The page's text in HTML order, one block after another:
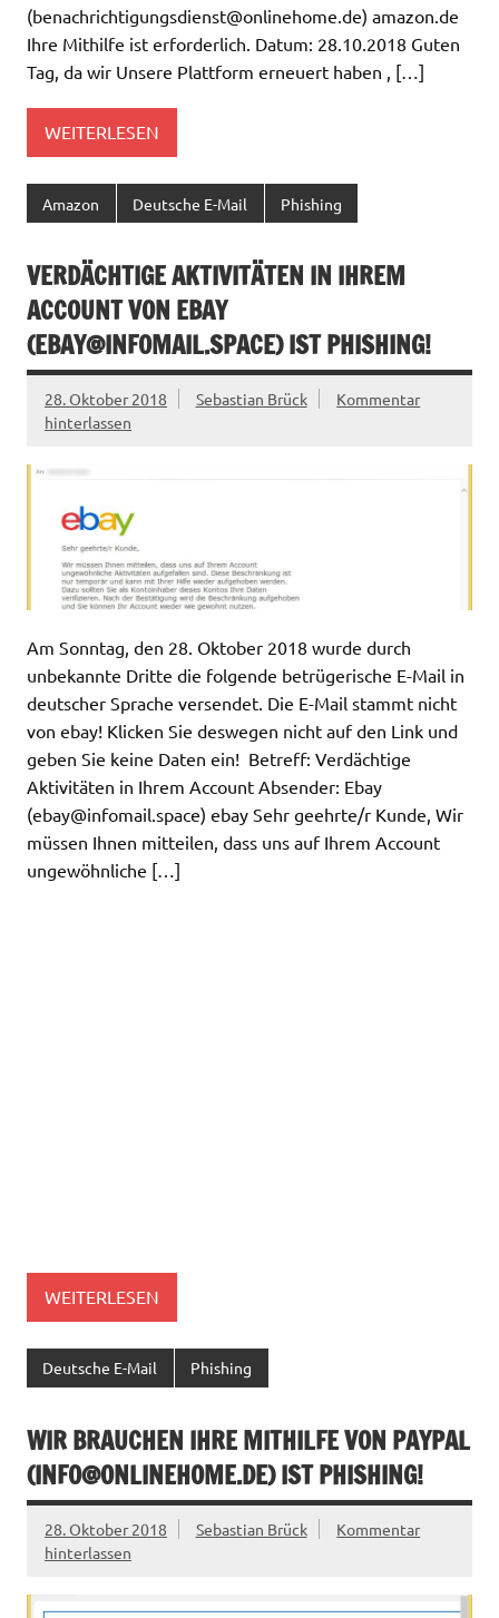
(benachrichtigungsdienst@onlinehome.de) amazon.de
Ihre Mithilfe ist erforderlich. Datum: 28.10.2018 Guten
Tag, da wir Unsere Plattform erneuert haben , […]
WEITERLESEN
Amazon Deutsche E-Mail Phishing
VERDÄCHTIGE AKTIVITÄTEN IN IHREM
ACCOUNT VON EBAY
(EBAY@INFOMAIL.SPACE) IST PHISHING!
28. Oktober 2018 Sebastian Brück
Kommentar
hinterlassen
Am Sonntag, den 28. Oktober 2018 wurde durch
unbekannte Dritte die folgende betrügerische E-Mail in
deutscher Sprache versendet. Die E-Mail stammt nicht
von ebay! Klicken Sie deswegen nicht auf den Link und
geben Sie keine Daten ein! Betreff: Verdächtige
Aktivitäten in Ihrem Account Absender: Ebay
(ebay@infomail.space) ebay Sehr geehrte/r Kunde, Wir
müssen Ihnen mitteilen, dass uns auf Ihrem Account
ungewöhnliche […]
WEITERLESEN
Deutsche E-Mail Phishing
WIR BRAUCHEN IHRE MITHILFE VON PAYPAL
(INFO@ONLINEHOME.DE) IST PHISHING!
28. Oktober 2018 Sebastian Brück
Kommentar
hinterlassen